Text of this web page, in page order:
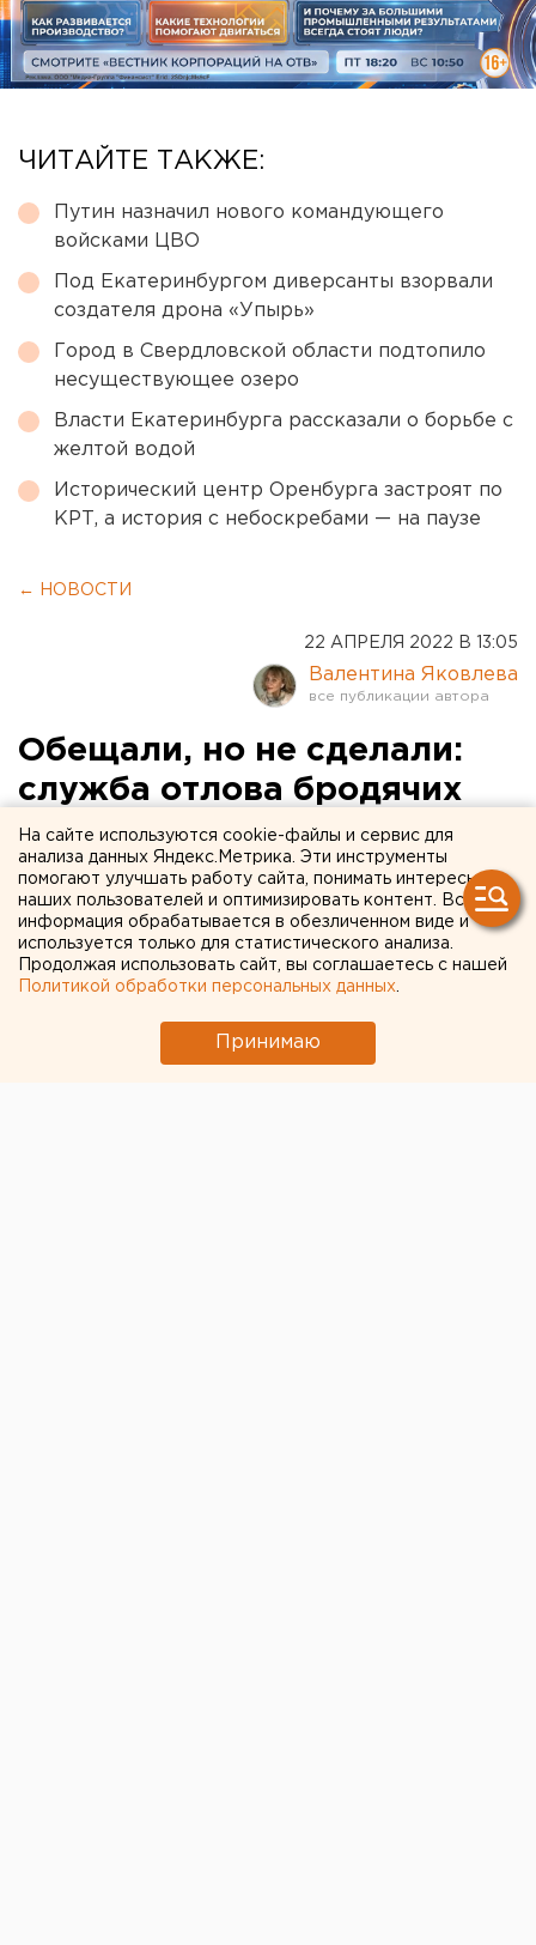
ЧИТАЙТЕ ТАКЖЕ:
Путин назначил нового командующего
войсками ЦВО
Под Екатеринбургом диверсанты взорвали
создателя дрона «Упырь»
Город в Свердловской области подтопило
несуществующее озеро
Власти Екатеринбурга рассказали о борьбе с
желтой водой
Исторический центр Оренбурга застроят по
КРТ, а история с небоскребами — на паузе
← НОВОСТИ
22 АПРЕЛЯ 2022 В 13:05
Валентина Яковлева
Обещали, но не сделали:
служба отлова бродячих
собак в Челябинской
области не выполнила
свою работу
На сайте используются cookie-файлы и сервис для
анализа данных Яндекс.Метрика. Эти инструменты
помогают улучшать работу сайта, понимать интересы
наших пользователей и оптимизировать контент. Вся
информация обрабатывается в обезличенном виде и
используется только для статистического анализа.
Продолжая использовать сайт, вы соглашаетесь с нашей
Политикой обработки персональных данных
Принимаю